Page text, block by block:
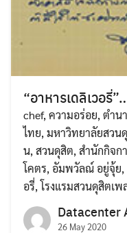
“อาหารเดลิเวอรี่
chef, ความอร่อย, ตำน
ไทย, มหาวิทยาลัยสวน
น, สวนดุสิต, สำนักกิจก
โคตร, อัมพวัลณ์ อยู่จุ้ย,
อรี่, โรงแรมสวนดุสิตเพ
Datacenter
26 May 2020